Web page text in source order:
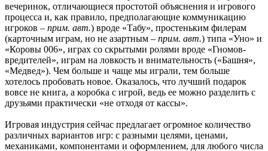
вечеринок, отличающиеся простотой объяснения и игрового
процесса и, как правило, предполагающие коммуникацию
игроков – прим. авт.) вроде «Табу», простеньким филерам
(карточным играм, но не азартным – прим. авт.) типа «Уно» и
«Коровы 006», играх со скрытыми ролями вроде «Гномов-
вредителей», играм на ловкость и внимательность («Башня»,
«Медвед»). Чем больше и чаще мы играли, тем больше
хотелось пробовать новое. Оказалось, что лучший подарок
вовсе не книга, а коробка с игрой, ведь ее можно разделить с
друзьями практически «не отходя от кассы».
Игровая индустрия сейчас предлагает огромное количество
различных вариантов игр: с разными целями, ценами,
механиками, компонентами и оформлением, для любого числа